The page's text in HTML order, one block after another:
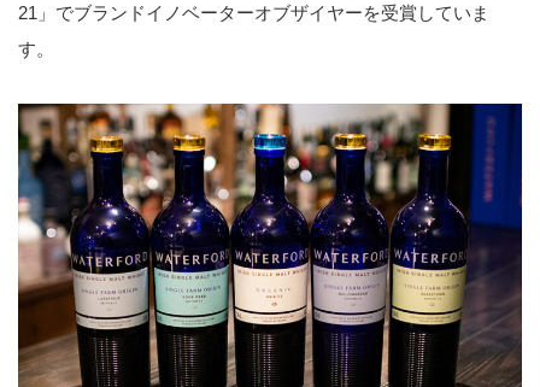
21」でブランドイノベーターオブザイヤーを受賞していま
す。